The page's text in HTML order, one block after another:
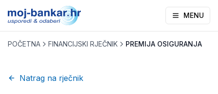
MENU
POČETNA FINANCIJSKI RJEČNIK PREMIJA OSIGURANJA
Natrag na rječnik